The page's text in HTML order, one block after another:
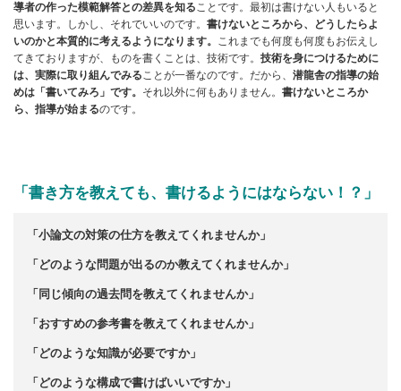
導者の作った模範解答との差異を知ることです。最初は書けない人もいると
思います。しかし、それでいいのです。 書けないところから、どうしたらよ
いのかと本質的に考えるようになります。 これまでも何度も何度もお伝えし
てきておりますが、ものを書くことは、技術です。 技術を身につけるために
は、実際に取り組んでみることが一番なのです。だから、 潜龍舎の指導の始
めは「書いてみろ」です。 それ以外に何もありません。 書けないところか
ら、指導が始まるのです。
「書き方を教えても、書けるようにはならない！？」
「小論文の対策の仕方を教えてくれませんか」
「どのような問題が出るのか教えてくれませんか」
「同じ傾向の過去問を教えてくれませんか」
「おすすめの参考書を教えてくれませんか」
「どのような知識が必要ですか」
「どのような構成で書けばいいですか」